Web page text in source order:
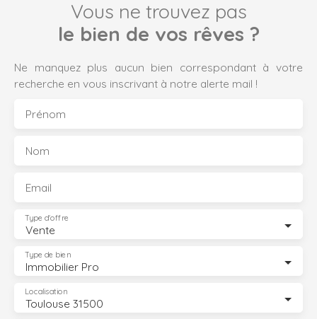
Vous ne trouvez pas
le bien de vos rêves ?
Ne manquez plus aucun bien correspondant à votre
recherche en vous inscrivant à notre alerte mail !
Prénom
Nom
Email
Vente
Type d'offre
Immobilier Pro
Type de bien
Toulouse 31500
Localisation